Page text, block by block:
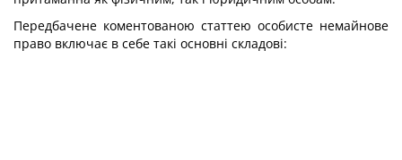
Передбачене коментованою статтею особисте немайнове
право включає в себе такі основні складові: